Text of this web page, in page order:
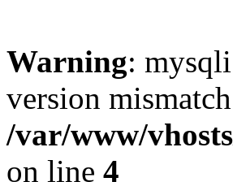
Warning:
version
/var/www/
on line 4